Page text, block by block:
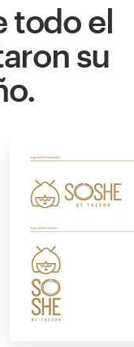
todo el
su